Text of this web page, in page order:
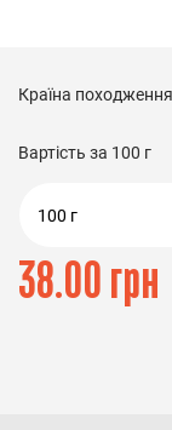
Країна
Вартість за 100 г
100 г
38.00 грн